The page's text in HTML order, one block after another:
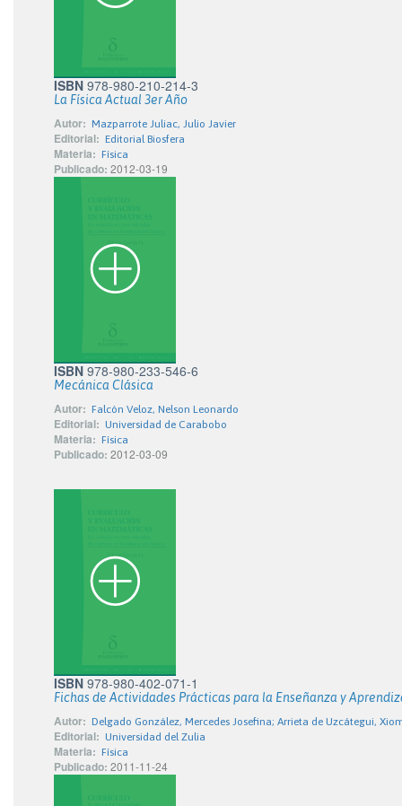
ISBN 978-980-210-214-3
La Física Actual 3er Año
Autor: Mazparrote Juliac, Julio Javier
Editorial: Editorial Biosfera
Materia: Física
Publicado: 2012-03-19
ISBN 978-980-233-546-6
Mecánica Clásica
Autor: Falcón Veloz, Nelson Leonardo
Editorial: Universidad de Carabobo
Materia: Física
Publicado: 2012-03-09
ISBN 978-980-402-071-1
Fichas de Actividades Prácticas para la Enseñanza y
Autor: Delgado González, Mercedes Josefina; Arrieta de Uzcátegui,
Editorial: Universidad del Zulia
Materia: Física
Publicado: 2011-11-24